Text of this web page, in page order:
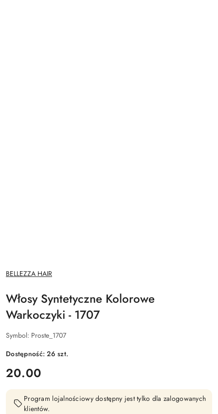
NAZWA
PRODUCENTA:
BELLEZZA HAIR
Włosy Syntetyczne Kolorowe
Warkoczyki - 1707
Symbol: Proste_1707
Dostępność:26szt.
cena:
20.00
Program lojalnościowy dostępny jest tylko dla zalogowanych
klientów.